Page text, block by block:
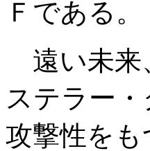
Ｆである。
遠い未来
ステラー
攻撃性を